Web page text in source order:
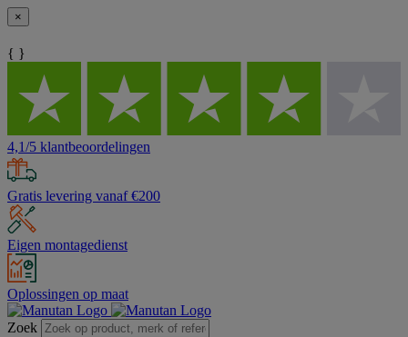
×
{ }
4,1/5 klantbeoordelingen
Gratis levering vanaf €200
Eigen montagedienst
Oplossingen op maat
Zoek